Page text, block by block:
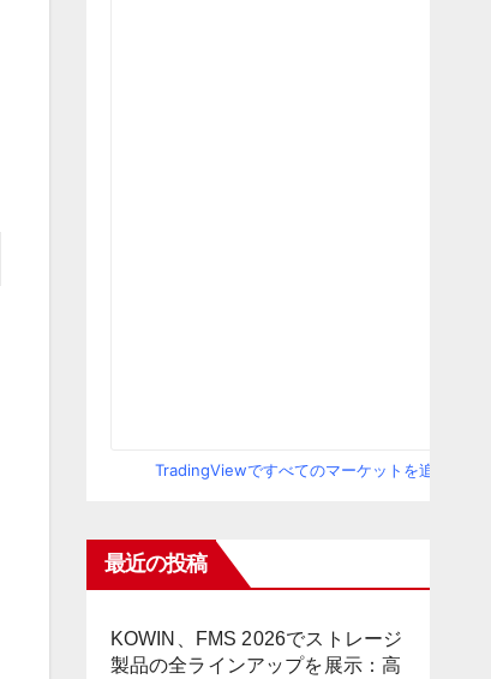
TradingViewですべてのマーケットを追跡
最近の投稿
KOWIN、FMS 2026でストレージ
製品の全ラインアップを展示：高